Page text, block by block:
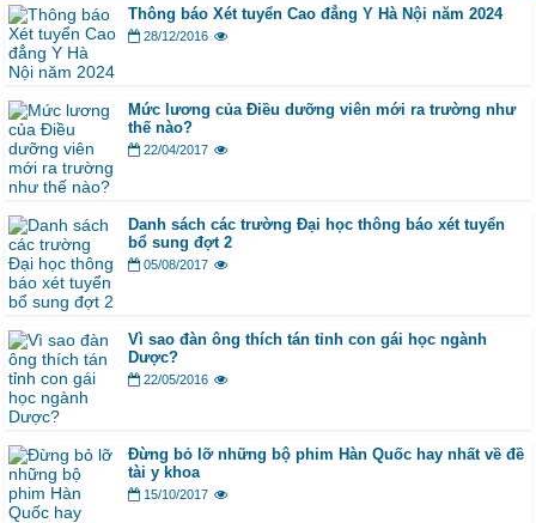
Thông báo Xét tuyển Cao đẳng Y Hà Nội năm 2024
28/12/2016
Mức lương của Điều dưỡng viên mới ra trường như
thế nào?
22/04/2017
Danh sách các trường Đại học thông báo xét tuyển
bổ sung đợt 2
05/08/2017
Vì sao đàn ông thích tán tỉnh con gái học ngành
Dược?
22/05/2016
Đừng bỏ lỡ những bộ phim Hàn Quốc hay nhất về đề
tài y khoa
15/10/2017